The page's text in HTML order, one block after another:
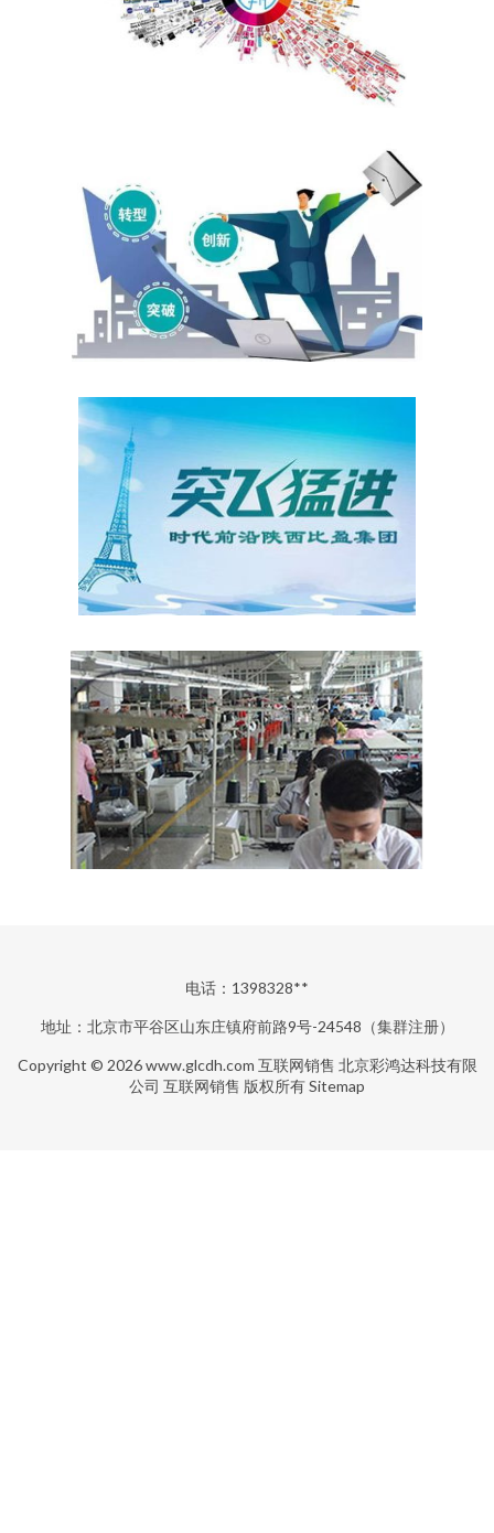
电话：1398328**
地址：北京市平谷区山东庄镇府前路9号-24548（集群注册）
Copyright © 2026www.glcdh.com 互联网销售 北京彩鸿达科技有限
公司 互联网销售 版权所有Sitemap